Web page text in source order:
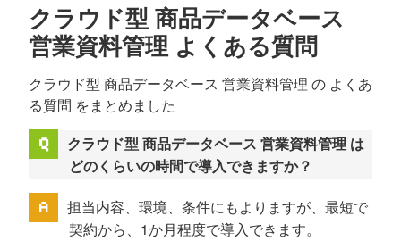
クラウド型 商品データベース
営業資料管理 よくある質問
クラウド型 商品データベース 営業資料管理 の よくあ
る質問 をまとめました
クラウド型 商品データベース 営業資料管理 は
どのくらいの時間で導入できますか？
担当内容、環境、条件にもよりますが、最短で
契約から、1か月程度で導入できます。